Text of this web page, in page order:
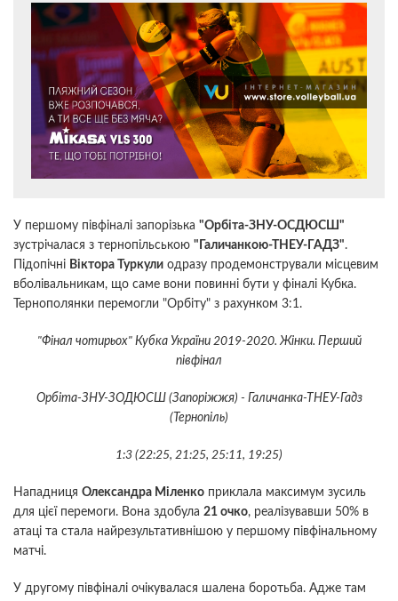
У першому півфіналі запорізька "Орбіта-ЗНУ-ОСДЮСШ"
зустрічалася з тернопільською "Галичанкою-ТНЕУ-ГАДЗ".
Підопічні Віктора Туркули одразу продемонстрували місцевим
вболівальникам, що саме вони повинні бути у фіналі Кубка.
Тернополянки перемогли "Орбіту" з рахунком 3:1.
"Фінал чотирьох" Кубка України 2019-2020. Жінки. Перший
півфінал
Орбіта-ЗНУ-ЗОДЮСШ (Запоріжжя) - Галичанка-ТНЕУ-Гадз
(Тернопіль)
1:3 (22:25, 21:25, 25:11, 19:25)
Нападниця Олександра Міленко приклала максимум зусиль
для цієї перемоги. Вона здобула 21 очко, реалізувавши 50% в
атаці та стала найрезультативнішою у першому півфінальному
матчі.
У другому півфіналі очікувалася шалена боротьба. Адже там